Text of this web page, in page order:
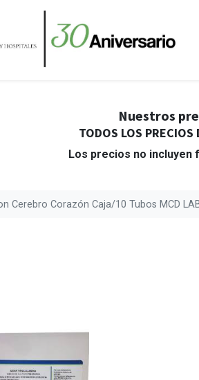
Nuestros
TODOS LOS PRECIOS
Los precios no incluyen
Cerebro Corazón Caja/10 Tubos MCD